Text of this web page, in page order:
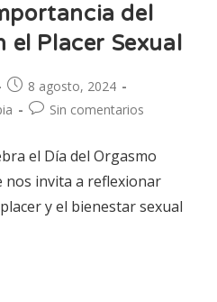
del
el Placer Sexual
8 agosto, 2024
Sin comentarios
el Día del Orgasmo
nos invita a reflexionar
y el bienestar sexual